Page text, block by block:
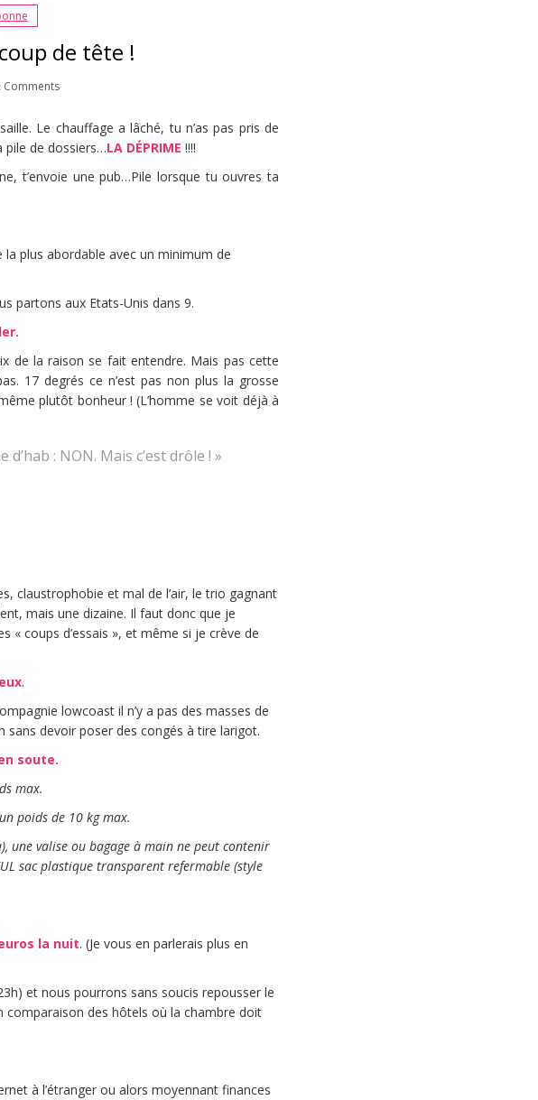
de tête !
Comments
Le chauffage a lâché, tu n’as pas pris de
pile de dossiers…LA DÉPRIME !!!!
t’envoie une pub…Pile lorsque tu ouvres ta
la plus abordable avec un minimum de
partons aux Etats-Unis dans 9.
de la raison se fait entendre. Mais pas cette
17 degrés ce n’est pas non plus la grosse
plutôt bonheur ! (L’homme se voit déjà à
: NON. Mais c’est drôle ! »
claustrophobie et mal de l’air, le trio gagnant
mais une dizaine. Il faut donc que je
coups d’essais », et même si je crève de
.
lowcoast il n’y a pas des masses de
devoir poser des congés à tire larigot.
soute.
max.
poids de 10 kg max.
une valise ou bagage à main ne peut contenir
sac plastique transparent refermable (style
la nuit. (Je vous en parlerais plus en
et nous pourrons sans soucis repousser le
comparaison des hôtels où la chambre doit
à l’étranger ou alors moyennant finances